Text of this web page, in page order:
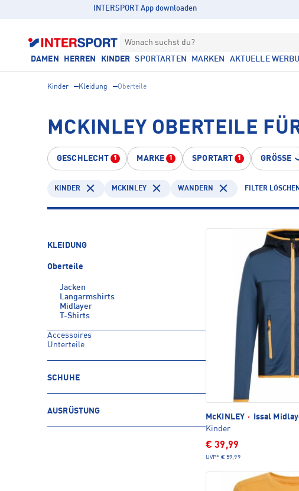
INTERSPORT App downloaden
Wonach suchst du?
DAMEN HERREN KINDER SPORTARTEN MARKEN AKTUELLE
Kinder Kleidung Oberteile
MCKINLEY OBERTEILE
GESCHLECHT 1 MARKE 1 SPORTART 1 GRÖSSE
KINDER MCKINLEY WANDERN FILTER LÖSCHEN
KLEIDUNG
Oberteile
Jacken
Langarmshirts
Midlayer
T-Shirts
Accessoires
Unterteile
SCHUHE
AUSRÜSTUNG
McKINLEY ·
Issal
Kinder
€ 39,99
UVP* € 59,99